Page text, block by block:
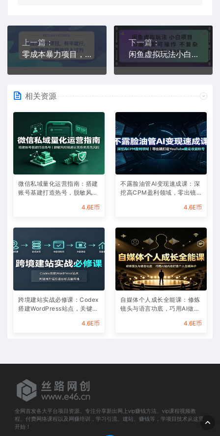
上一篇：
零成本暴力项目，有手就行，宝妈和牛马都能月入过W
下一篇：
闲鱼虚拟玩法小白项目0基础即可操作不复杂当天收益突破391米
相关资源
微信私域量化运营指南：搭建
账号基建打造热号，脱敏风控
4.6E币
不露脸油管AI变现速成课：深
挖高CPM盈利领域，零出镜
4.6E币
跨境建站实战必修课：Codex
搭建WordPress站点，关键词
4.6E币
自媒体个人成长全能课：修炼
镜头与语言功底，巧用AI做内
4.6E币
全网首发各大平台项目资源、专注分享新出网上vip赚钱方法、vip课程视频教
程、付费网络课程以及网赚培训，学习引流、建站、赚钱等，学项目技术从这里
开始！